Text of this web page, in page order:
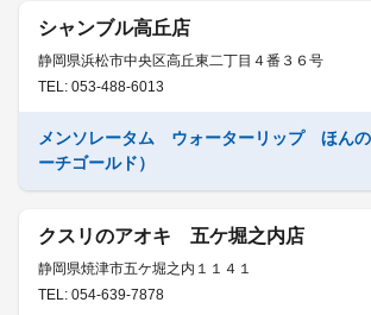
シャンブル高丘店
静岡県浜松市中央区高丘東二丁目４番３６号
TEL: 053-488-6013
メンソレータム ウォーターリップ ほん
ーチゴールド）
クスリのアオキ 五ケ堀之内店
静岡県焼津市五ケ堀之内１１４１
TEL: 054-639-7878